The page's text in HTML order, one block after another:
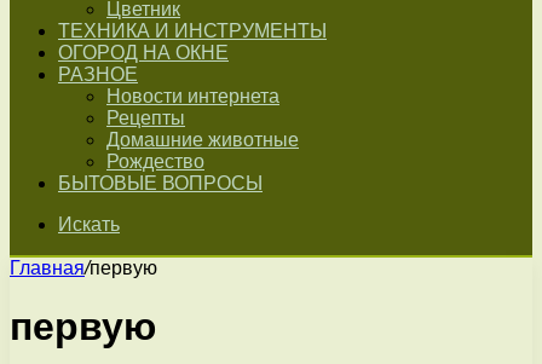
Цветник
ТЕХНИКА И ИНСТРУМЕНТЫ
ОГОРОД НА ОКНЕ
РАЗНОЕ
Новости интернета
Рецепты
Домашние животные
Рождество
БЫТОВЫЕ ВОПРОСЫ
Искать
Главная/первую
первую